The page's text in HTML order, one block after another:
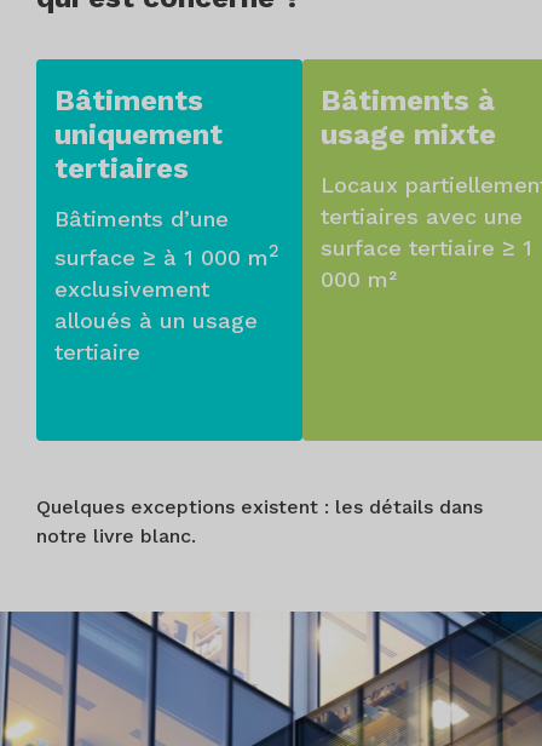
Bâtiments
uniquement
tertiaires
Bâtiments d’une
surface ≥ à 1 000 m2
exclusivement
alloués à un usage
tertiaire
Bâtiments à
usage mixte
Locaux
tertiaires avec une
surface tertiaire ≥ 1
000 m²
Quelques exceptions existent : les détails dans
notre livre blanc.